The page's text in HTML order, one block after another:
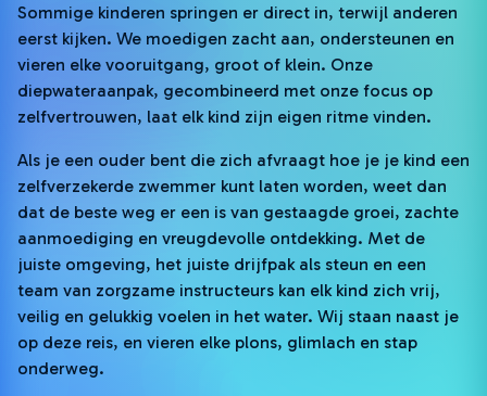
Sommige kinderen springen er direct in, terwijl anderen
eerst kijken. We moedigen zacht aan, ondersteunen en
vieren elke vooruitgang, groot of klein. Onze
diepwateraanpak, gecombineerd met onze focus op
zelfvertrouwen, laat elk kind zijn eigen ritme vinden.
Als je een ouder bent die zich afvraagt hoe je je kind een
zelfverzekerde zwemmer kunt laten worden, weet dan
dat de beste weg er een is van gestaagde groei, zachte
aanmoediging en vreugdevolle ontdekking. Met de
juiste omgeving, het juiste drijfpak als steun en een
team van zorgzame instructeurs kan elk kind zich vrij,
veilig en gelukkig voelen in het water. Wij staan naast je
op deze reis, en vieren elke plons, glimlach en stap
onderweg.